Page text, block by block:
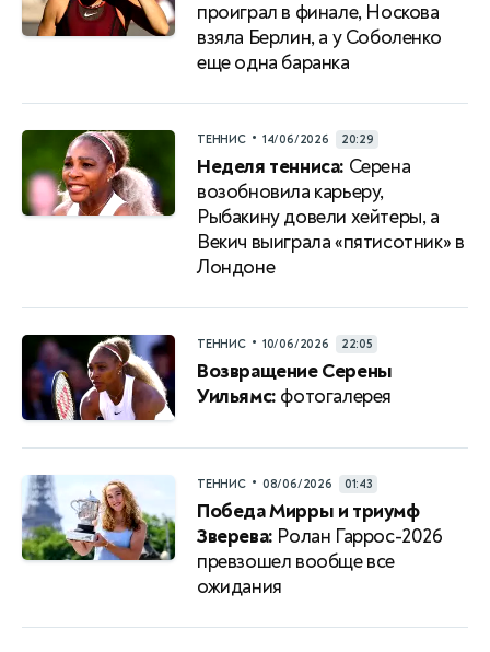
проиграл в финале, Носкова
взяла Берлин, а у Соболенко
еще одна баранка
ТЕННИС • 14/06/2026 20:29
Неделя тенниса: Серена
возобновила карьеру,
Рыбакину довели хейтеры, а
Векич выиграла «пятисотник» в
Лондоне
ТЕННИС • 10/06/2026 22:05
Возвращение Серены
Уильямс: фотогалерея
ТЕННИС • 08/06/2026 01:43
Победа Мирры и триумф
Зверева: Ролан Гаррос-2026
превзошел вообще все
ожидания